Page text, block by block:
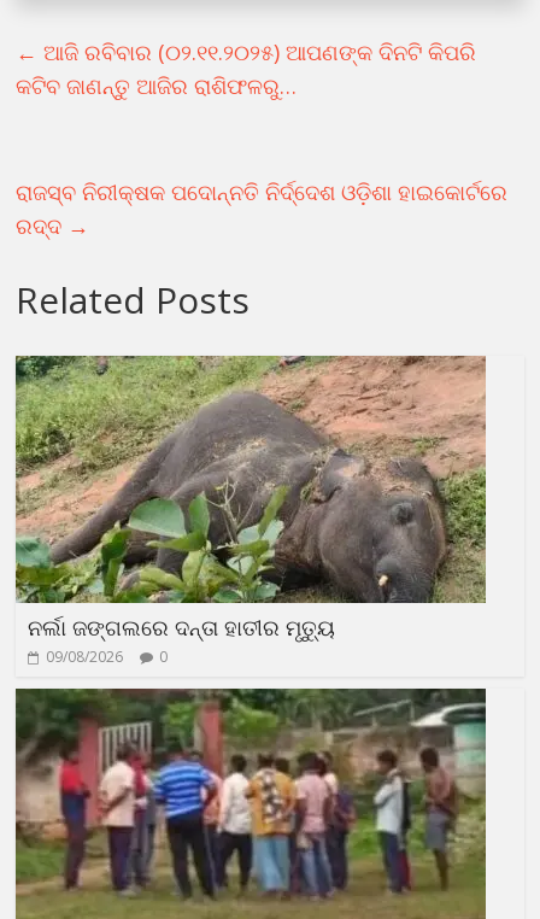
← ଆଜି ରବିବାର (୦୨.୧୧.୨୦୨୫) ଆପଣଙ୍କ ଦିନଟି କିପରି
କଟିବ ଜାଣନ୍ତୁ ଆଜିର ରାଶିଫଳରୁ…
ରାଜସ୍ବ ନିରୀକ୍ଷକ ପଦୋନ୍ନତି ନିର୍ଦ୍ଦେଶ ଓଡ଼ିଶା ହାଇକୋର୍ଟରେ
ରଦ୍ଦ →
Related Posts
ନର୍ଲା ଜଙ୍ଗଲରେ ଦନ୍ତା ହାତୀର ମୃତ୍ୟୁ
09/08/2026 0